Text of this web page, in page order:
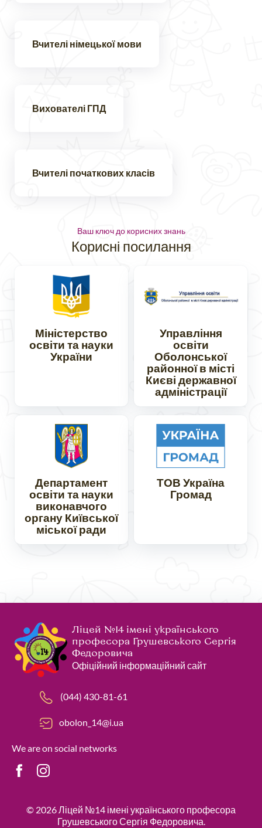
Вчителі німецької мови
Вихователі ГПД
Вчителі початкових класів
Ваш ключ до корисних знань
Корисні посилання
Міністерство
освіти та науки
України
Управління
освіти
Оболонської
районної в місті
Києві державної
адміністрації
Департамент
освіти та науки
виконавчого
органу Київської
міської ради
ТОВ Україна
Громад
Ліцей №14 імені українського
професора Грушевського Сергія
Федоровича
Офіційний інформаційний сайт
(044) 430-81-61
obolon_14@i.ua
We are on social networks
© 2026Ліцей №14 імені українського професора
Грушевського Сергія Федоровича.